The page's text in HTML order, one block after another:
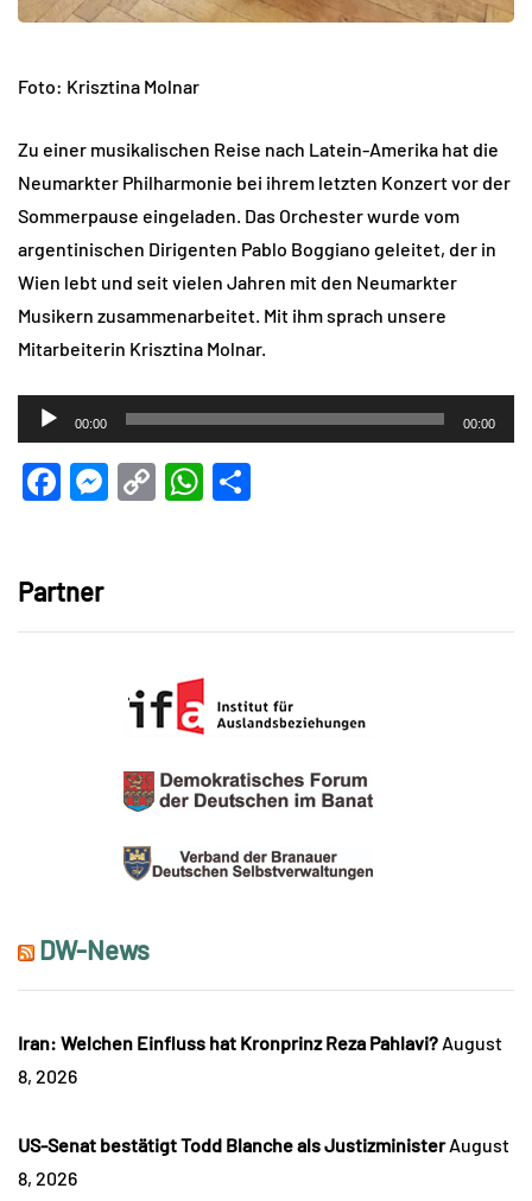
Foto: Krisztina Molnar
Zu einer musikalischen Reise nach Latein-Amerika hat die
Neumarkter Philharmonie bei ihrem letzten Konzert vor der
Sommerpause eingeladen. Das Orchester wurde vom
argentinischen Dirigenten Pablo Boggiano geleitet, der in
Wien lebt und seit vielen Jahren mit den Neumarkter
Musikern zusammenarbeitet. Mit ihm sprach unsere
Mitarbeiterin Krisztina Molnar.
Audio-
Player
00:00 00:00
Facebook
Messenger
CopyWhatsApp
Partner
DW-News
Iran: Welchen Einfluss hat Kronprinz Reza Pahlavi? August
8, 2026
US-Senat bestätigt Todd Blanche als Justizminister August
8, 2026